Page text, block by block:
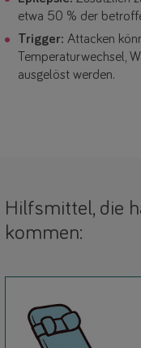
etwa 50 % der
Trigger: Attacken
Temperaturwechsel,
ausgelöst werden.
Hilfsmittel, die
kommen: